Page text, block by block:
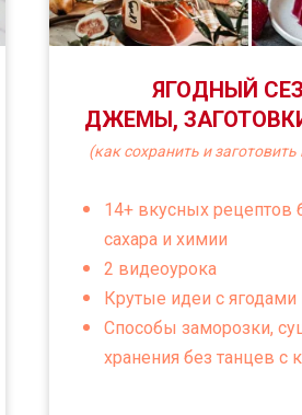
ЯГОДНЫЙ
ДЖЕМЫ,
(как сохранить и заготовить
14+ вкусных рецептов
сахара и химии
2 видеоурока
Крутые идеи с ягодами
Способы заморозки,
хранения без танцев с